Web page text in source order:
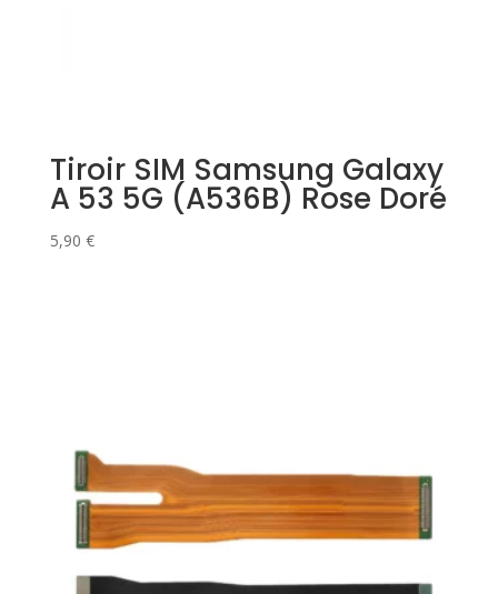
Tiroir SIM Samsung Galaxy
A 53 5G (A536B) Rose Doré
5,90 €